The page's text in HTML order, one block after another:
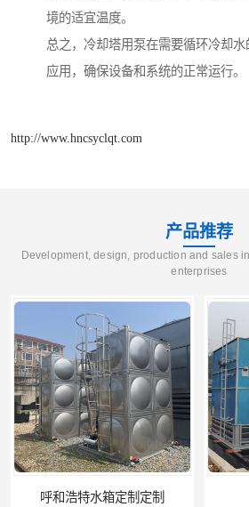
境的适宜温度。
总之，冷却塔用泵在需要循环冷却
应用，确保设备和系统的正常运行。
http://www.hncsyclqt.com
产品推荐
Development, design, production and sales
enterprises
制定制 电厂冷却塔